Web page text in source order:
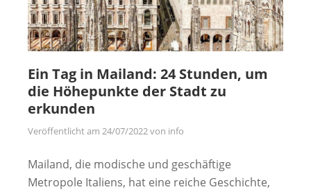
Ein Tag in Mailand: 24 Stunden, um
die Höhepunkte der Stadt zu
erkunden
Veröffentlicht am 24/07/2022von info
Mailand, die modische und geschäftige
Metropole Italiens, hat eine reiche Geschichte,